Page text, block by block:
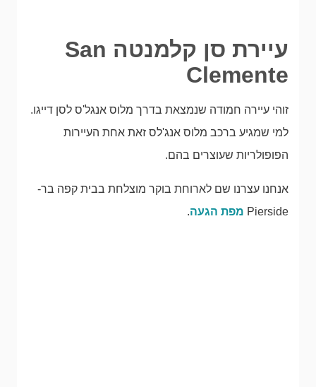
עיירת סן קלמנטה San
Clemente
זוהי עיירה חמודה שנמצאת בדרך מלוס אנגל'ס לסן דייגו.
למי שמגיע ברכב מלוס אנג'לס זאת אחת העיירות
הפופולריות שעוצרים בהם.
אנחנו עצרנו שם לארוחת בוקר מוצלחת בבית קפה בר-
Pierside מפת הגעה.